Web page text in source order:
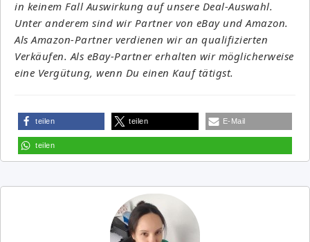
in keinem Fall Auswirkung auf unsere Deal-Auswahl.
Unter anderem sind wir Partner von eBay und Amazon.
Als Amazon-Partner verdienen wir an qualifizierten
Verkäufen. Als eBay-Partner erhalten wir möglicherweise
eine Vergütung, wenn Du einen Kauf tätigst.
teilen teilen E-Mail
teilen